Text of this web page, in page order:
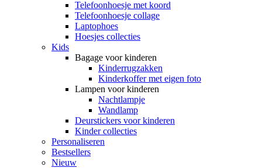
Telefoonhoesje met koord
Telefoonhoesje collage
Laptophoes
Hoesjes collecties
Kids
Bagage voor kinderen
Kinderrugzakken
Kinderkoffer met eigen foto
Lampen voor kinderen
Nachtlampje
Wandlamp
Deurstickers voor kinderen
Kinder collecties
Personaliseren
Bestsellers
Nieuw